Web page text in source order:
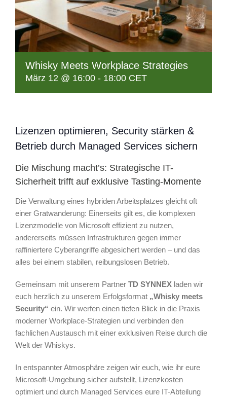
Whisky Meets Workplace Strategies
März 12 @ 16:00 - 18:00 CET
Lizenzen optimieren, Security stärken &
Betrieb durch Managed Services sichern
Die Mischung macht’s: Strategische IT-
Sicherheit trifft auf exklusive Tasting-Momente
Die Verwaltung eines hybriden Arbeitsplatzes gleicht oft
einer Gratwanderung: Einerseits gilt es, die komplexen
Lizenzmodelle von Microsoft effizient zu nutzen,
andererseits müssen Infrastrukturen gegen immer
raffiniertere Cyberangriffe abgesichert werden – und das
alles bei einem stabilen, reibungslosen Betrieb.
Gemeinsam mit unserem Partner TD SYNNEXladen wir
euch herzlich zu unserem Erfolgsformat „Whisky meets
Security“ ein. Wir werfen einen tiefen Blick in die Praxis
moderner Workplace-Strategien und verbinden den
fachlichen Austausch mit einer exklusiven Reise durch die
Welt der Whiskys.
In entspannter Atmosphäre zeigen wir euch, wie ihr eure
Microsoft-Umgebung sicher aufstellt, Lizenzkosten
optimiert und durch Managed Services eure IT-Abteilung